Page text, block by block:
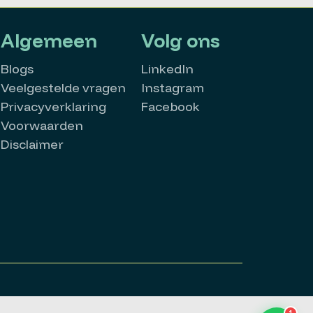
Bekijk alle vacatures
Algemeen
Blogs
Veelgestelde vragen
Privacyverklaring
Voorwaarden
Disclaimer
Volg ons
LinkedIn
Instagram
Facebook